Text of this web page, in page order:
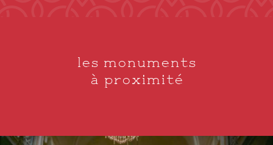
les monuments
à proximité